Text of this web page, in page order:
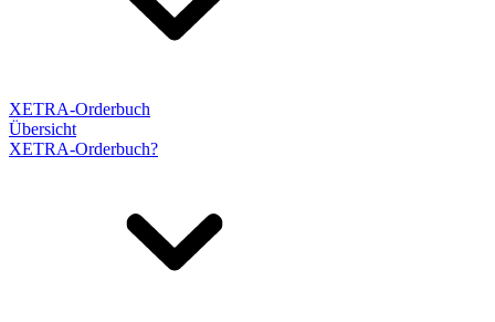
XETRA-Orderbuch
Übersicht
XETRA-Orderbuch?